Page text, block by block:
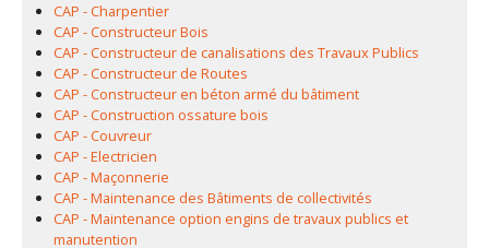
CAP - Charpentier
CAP - Constructeur Bois
CAP - Constructeur de canalisations des Travaux Publics
CAP - Constructeur de Routes
CAP - Constructeur en béton armé du bâtiment
CAP - Construction ossature bois
CAP - Couvreur
CAP - Electricien
CAP - Maçonnerie
CAP - Maintenance des Bâtiments de collectivités
CAP - Maintenance option engins de travaux publics et
manutention